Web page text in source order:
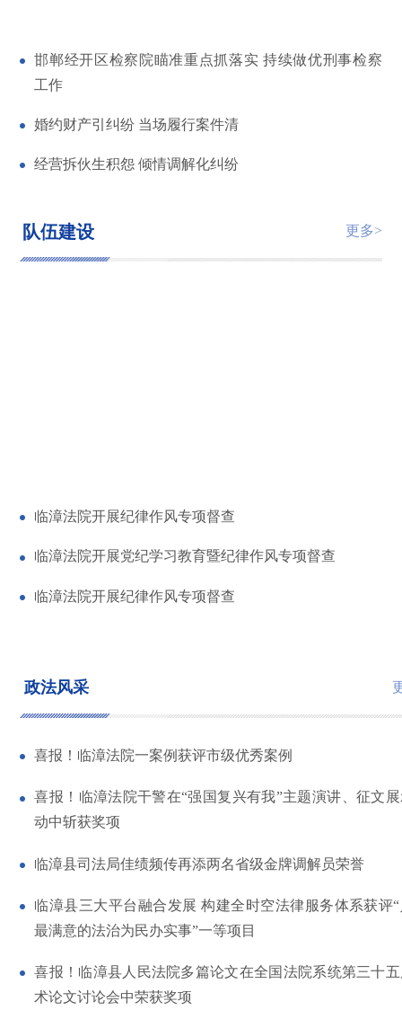
邯郸经开区检察院瞄准重点抓落实 持续做优刑事检察
工作
婚约财产引纠纷 当场履行案件清
经营拆伙生积怨 倾情调解化纠纷
队伍建设 更多>
临漳法院开展纪律作风专项督查
临漳法院开展党纪学习教育暨纪律作风专项督查
临漳法院开展纪律作风专项督查
政法风采
喜报！临漳法院一案例获评市级优秀案例
喜报！临漳法院干警在“强国复兴有我”主题演讲、征文
动中斩获奖项
临漳县司法局佳绩频传再添两名省级金牌调解员荣誉
临漳县三大平台融合发展 构建全时空法律服务体系获评
最满意的法治为民办实事”一等项目
喜报！临漳县人民法院多篇论文在全国法院系统第三十
术论文讨论会中荣获奖项